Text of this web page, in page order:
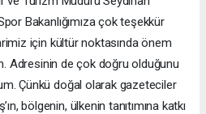
Bakanlığımıza çok teşekkür
için kültür noktasında önem
Adresinin de çok doğru olduğunu
Çünkü doğal olarak gazeteciler
bölgenin, ülkenin tanıtımına katkı